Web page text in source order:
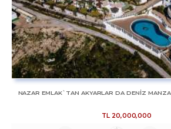
NAZAR EMLAK`TAN AKYARLAR DA DENİZ
TL20,000,000